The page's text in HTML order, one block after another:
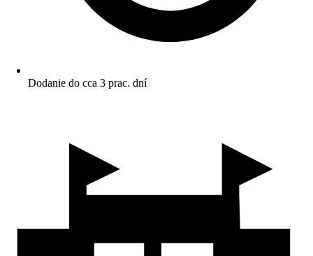
Dodanie do cca 3 prac. dní